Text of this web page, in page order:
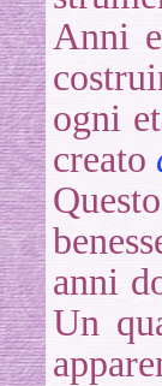
Anni
ogni
creato
anni
Un